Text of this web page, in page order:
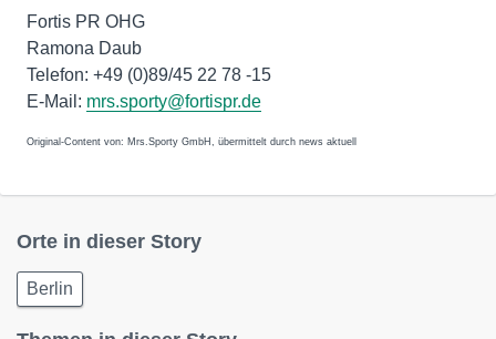
Fortis PR OHG
Ramona Daub
Telefon: +49 (0)89/45 22 78 -15
E-Mail: mrs.sporty@fortispr.de
Original-Content von: Mrs.Sporty GmbH, übermittelt durch news aktuell
Orte in dieser Story
Berlin